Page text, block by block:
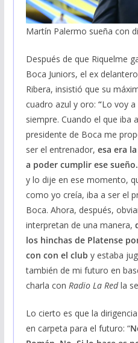
Martín Palermo sueña con
Después de que Riquelme
Boca Juniors, el ex
Ribera, insistió que su
cuadro azul y oro: “Lo voy a
siempre. Cuando el que iba
presidente de Boca me
ser el entrenador, esa era
a poder cumplir ese sueño.
y lo dije en ese momento,
como yo creía, iba a ser el
Boca. Ahora, después,
interpretan de una manera,
los hinchas de Platense
con con el club y estaba
también de mi futuro en
charla con Radio La Redla
Lo cierto es que la
en carpeta para el futuro: “